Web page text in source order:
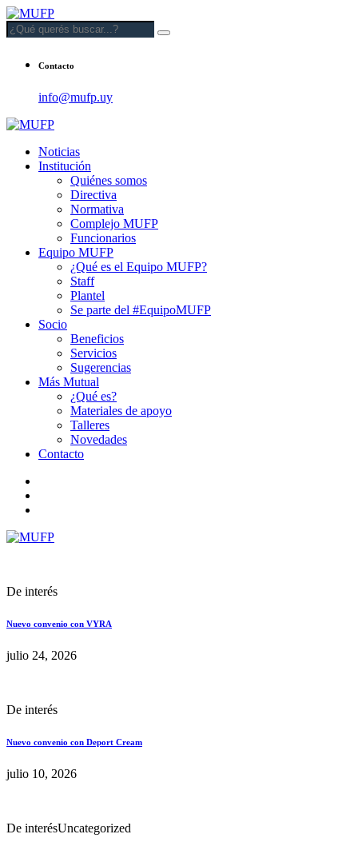
Contacto
info@mufp.uy
Noticias
Institución
Quiénes somos
Directiva
Normativa
Complejo MUFP
Funcionarios
Equipo MUFP
¿Qué es el Equipo MUFP?
Staff
Plantel
Se parte del #EquipoMUFP
Socio
Beneficios
Servicios
Sugerencias
Más Mutual
¿Qué es?
Materiales de apoyo
Talleres
Novedades
Contacto
De interés
Nuevo convenio con VYRA
julio 24, 2026
De interés
Nuevo convenio con Deport Cream
julio 10, 2026
De interésUncategorized